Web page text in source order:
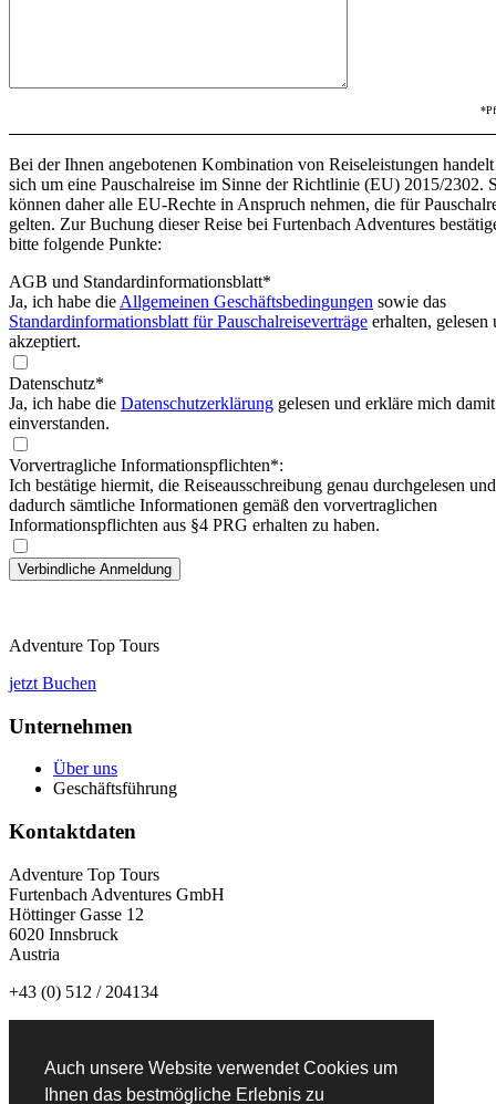
Auch unsere Website verwendet Cookies um
Ihnen das bestmögliche Erlebnis zu
Bei der Ihnen angebotenen Kombination von Reiseleistungen handelt
sich um eine Pauschalreise im Sinne der Richtlinie (EU) 2015/2302.
können daher alle EU-Rechte in Anspruch nehmen, die für
gelten. Zur Buchung dieser Reise bei Furtenbach Adventures
bitte folgende Punkte:
AGB und Standardinformationsblatt*
Ja, ich habe die Allgemeinen Geschäftsbedingungen sowie das
Standardinformationsblatt für Pauschalreiseverträge erhalten, gelesen
akzeptiert.
Datenschutz*
Ja, ich habe die Datenschutzerklärung gelesen und erkläre mich damit
einverstanden.
Vorvertragliche Informationspflichten*:
Ich bestätige hiermit, die Reiseausschreibung genau durchgelesen und
dadurch sämtliche Informationen gemäß den vorvertraglichen
Informationspflichten aus §4 PRG erhalten zu haben.
Adventure Top Tours
jetzt Buchen
Unternehmen
Über uns
Geschäftsführung
Kontaktdaten
Adventure Top Tours
Furtenbach Adventures GmbH
Höttinger Gasse 12
6020 Innsbruck
Austria
+43 (0) 512 / 204134
Newsletteranmeldung: